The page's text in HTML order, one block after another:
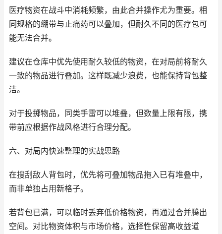
医疗物资在战斗中消耗频繁，由此合并操作尤为重要。相
同规格的绷带与止痛药可以叠加，但耐久不同的医疗包可
能无法合并。
建议在仓库中优先使用耐久较低的物资，在对局前将耐久
一致的物品进行叠加。这样既减少浪费，也能保持背包整
洁。
对于投掷物品，同类手雷可以堆叠，但数量上限有限，携
带前应根据作战风格进行合理分配。
六、对局内快速整理的实战思路
在搜刮敌人背包时，优先将可叠加物品拖入已有堆叠中，
而非单独占用新格子。
若背包已满，可以临时丢弃低价格物资，再通过合并腾出
空间。对比物资体积与市场价格，选择性保留高收益道